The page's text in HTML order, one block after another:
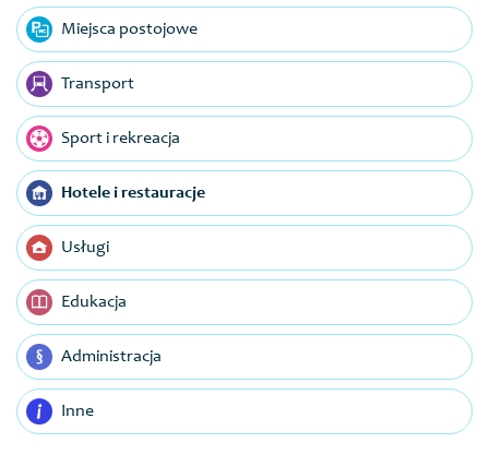
Miejsca postojowe
Transport
Sport i rekreacja
Hotele i restauracje
Usługi
Edukacja
Administracja
Inne